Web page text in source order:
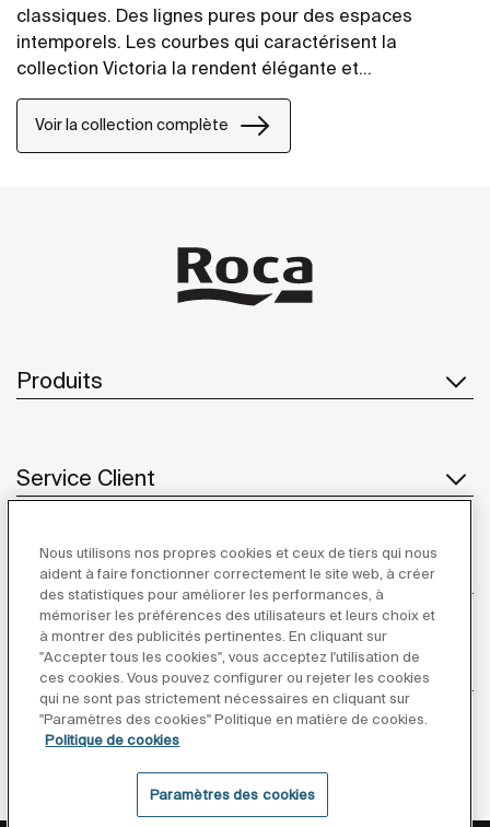
classiques. Des lignes pures pour des espaces
intemporels. Les courbes qui caractérisent la
collection Victoria la rendent élégante et
fonctionnelle.
Voir la collection complète
Produits
Service Client
À propos de Roca
Inspiration
Suivez-nous
Nous utilisons nos propres cookies et ceux de tiers qui nous
aident à faire fonctionner correctement le site web, à créer
des statistiques pour améliorer les performances, à
mémoriser les préférences des utilisateurs et leurs choix et
à montrer des publicités pertinentes. En cliquant sur
"Accepter tous les cookies", vous acceptez l'utilisation de
ces cookies. Vous pouvez configurer ou rejeter les cookies
qui ne sont pas strictement nécessaires en cliquant sur
"Paramètres des cookies" Politique en matière de cookies.
Politique de cookies
Paramètres des cookies